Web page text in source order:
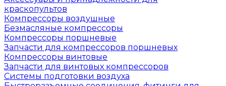
краскопультов
Компрессоры воздушные
Безмасляные компрессоры
Компрессоры поршневые
Запчасти для компрессоров поршневых
Компрессоры винтовые
Запчасти для винтовых компрессоров
Системы подготовки воздуха